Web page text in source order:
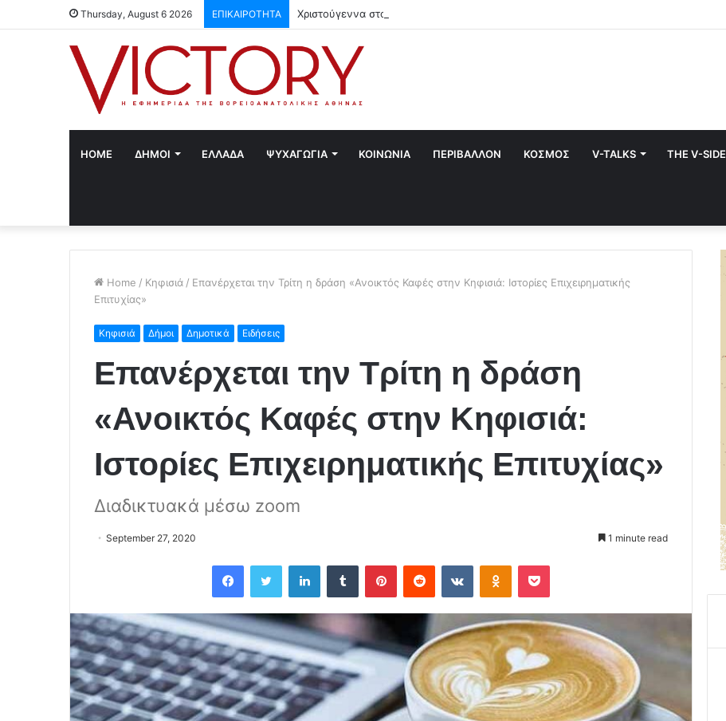
Thursday, August 6 2026 ΕΠΙΚΑΙΡΟΤΗΤΑ Χριστούγεννα στο Χαλάνδρι- Ολες οι εκδηλώσεις του Δήμου
HOME ΔΗΜΟΙ ΕΛΛΑΔΑ ΨΥΧΑΓΩΓΙΑ ΚΟΙΝΩΝΙΑ ΠΕΡΙΒΑΛΛΟΝ ΚΟΣΜΟΣ V-TALKS THE V-SIDE
Home / Κηφισιά / Επανέρχεται την Τρίτη η δράση «Ανοικτός Καφές στην Κηφισιά: Ιστορίες Επιχειρηματικής
Επιτυχίας»
Κηφισιά Δήμοι Δημοτικά Ειδήσεις
Επανέρχεται την Τρίτη η δράση
«Ανοικτός Καφές στην Κηφισιά:
Ιστορίες Επιχειρηματικής Επιτυχίας»
Διαδικτυακά μέσω zoom
September 27, 2020 1 minute read